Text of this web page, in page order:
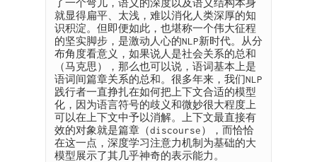
了一个弯儿，语义的深度以及语义结构本身
就显得扁平、太浅，难以消化人类深厚的知
识积淀。但即便如此，也堪称一个伟大征程
的坚实脚步，是激动人心的NLP新时代。从分
布角度看意义，如果说人是社会关系的总和
（马克思），那么也可以说，语词基本上是
语词间篇章关系的总和。很多年来，我们NLP
践行者一直挣扎在如何把上下文合适的模型
化，因为语言符号的歧义和微妙很大程度上
可以在上下文中予以消解。上下文最直接有
效的对象就是篇章（discourse），而恰恰
在这一点，深度学习注意力机制为基础的大
模型展示了其几乎神奇的表示能力。